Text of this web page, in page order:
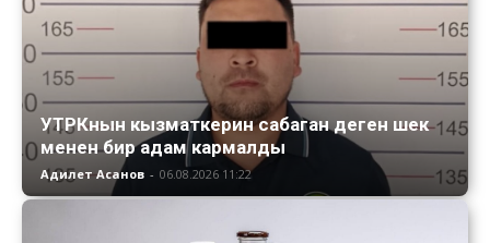
УТРКнын кызматкерин сабаган деген шек
менен бир адам кармалды
Адилет Асанов - 06.08.2026 11:22